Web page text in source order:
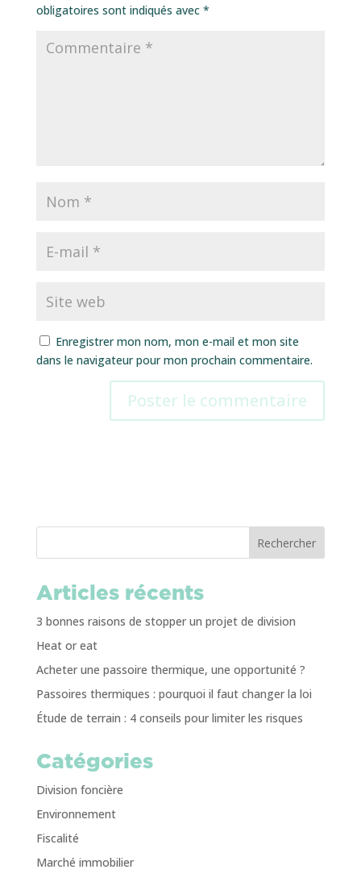
obligatoires sont indiqués avec *
Enregistrer mon nom, mon e-mail et mon site
dans le navigateur pour mon prochain commentaire.
Rechercher
Articles récents
3 bonnes raisons de stopper un projet de division
Heat or eat
Acheter une passoire thermique, une opportunité ?
Passoires thermiques : pourquoi il faut changer la loi
Étude de terrain : 4 conseils pour limiter les risques
Catégories
Division foncière
Environnement
Fiscalité
Marché immobilier